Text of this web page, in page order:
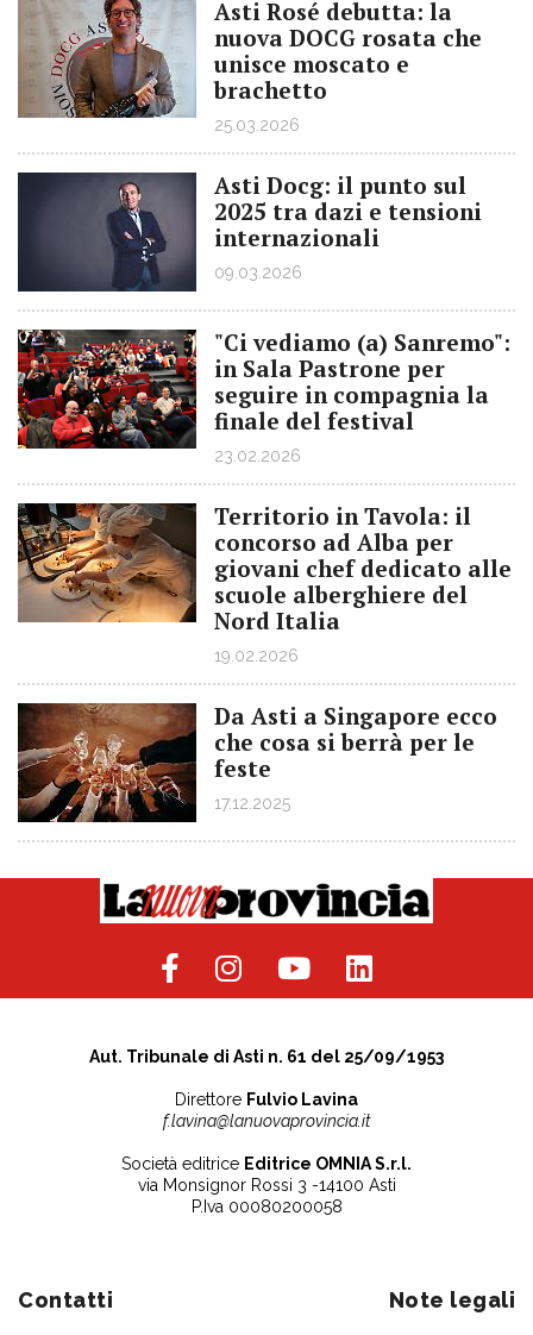
Asti Rosé debutta: la
nuova DOCG rosata che
unisce moscato e
brachetto
25.03.2026
Asti Docg: il punto sul
2025 tra dazi e tensioni
internazionali
09.03.2026
"Ci vediamo (a) Sanremo":
in Sala Pastrone per
seguire in compagnia la
finale del festival
23.02.2026
Territorio in Tavola: il
concorso ad Alba per
giovani chef dedicato alle
scuole alberghiere del
Nord Italia
19.02.2026
Da Asti a Singapore ecco
che cosa si berrà per le
feste
17.12.2025
Aut. Tribunale di Asti n. 61 del 25/09/1953
Direttore Fulvio Lavina
f.lavina@lanuovaprovincia.it
Società editrice Editrice OMNIA S.r.l.
via Monsignor Rossi 3 -14100 Asti
P.Iva 00080200058
Contatti Note legali